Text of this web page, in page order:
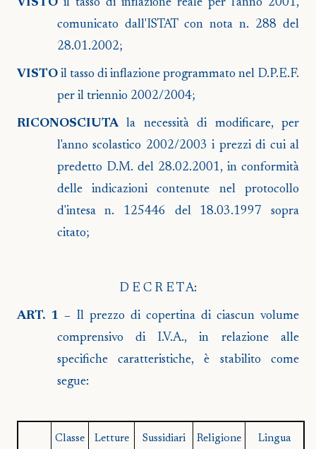
VISTO il tasso di inflazione reale per l'anno 2001,
comunicato dall'ISTAT con nota n. 288 del
28.01.2002;
VISTO il tasso di inflazione programmato nel D.P.E.F.
per il triennio 2002/2004;
RICONOSCIUTAla necessità di modificare, per
l'anno scolastico 2002/2003 i prezzi di cui al
predetto D.M. del 28.02.2001, in conformità
delle indicazioni contenute nel protocollo
d'intesa n. 125446 del 18.03.1997 sopra
citato;
D E C R E T A:
ART. 1 – Il prezzo di copertina di ciascun volume
comprensivo di I.V.A., in relazione alle
specifiche caratteristiche, è stabilito come
segue:
Classe Letture Sussidiari Religione Lingua